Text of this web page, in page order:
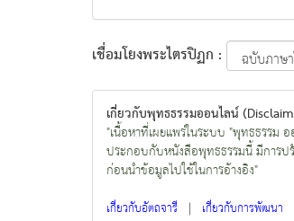
เชื่อมโยงพระไตรปิฏก :
เกี่ยวกับพุทธธรรมออนไลน์
"เนื้อหาที่เผยแพร่ในระบบ "พุทธธรรม
ประกอบกับหนังสือพุทธธรรมนี้ มีการป
ก่อนนำข้อมูลไปใช้ในการอ้างอิง"
เกี่ยวกับอัตถจารี | เกี่ยวกับการพัฒนา